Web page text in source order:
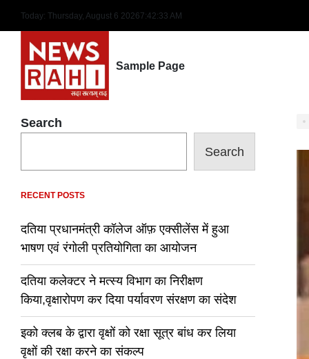
content
Today: Thursday, August 6 20267:42:34 AM
Sample Page
Search
Search
RECENT POSTS
दतिया प्रधानमंत्री कॉलेज ऑफ़ एक्सीलेंस में हुआ
भाषण एवं रंगोली प्रतियोगिता का आयोजन
दतिया कलेक्टर ने मत्स्य विभाग का निरीक्षण
किया,वृक्षारोपण कर दिया पर्यावरण संरक्षण का संदेश
इको क्लब के द्वारा वृक्षों को रक्षा सूत्र बांध कर लिया
वृक्षों की रक्षा करने का संकल्प